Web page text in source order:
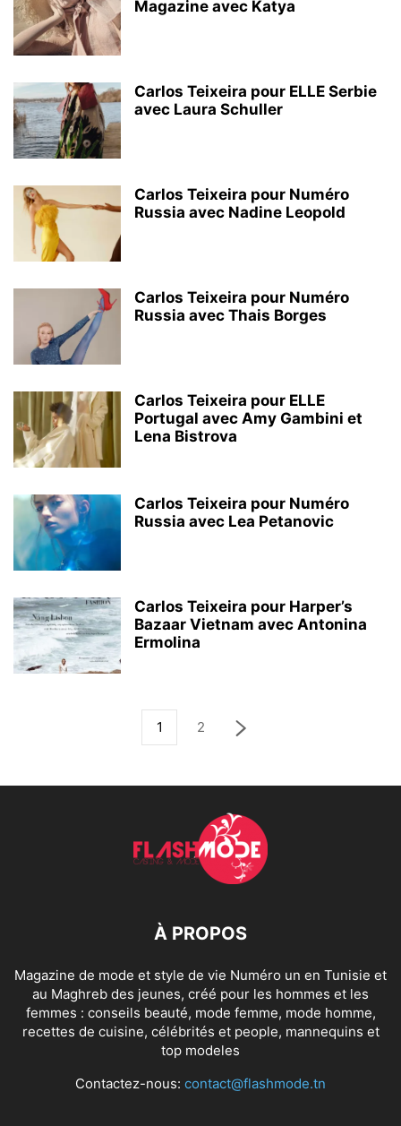
Magazine avec Katya
Carlos Teixeira pour ELLE Serbie
avec Laura Schuller
Carlos Teixeira pour Numéro
Russia avec Nadine Leopold
Carlos Teixeira pour Numéro
Russia avec Thais Borges
Carlos Teixeira pour ELLE
Portugal avec Amy Gambini et
Lena Bistrova
Carlos Teixeira pour Numéro
Russia avec Lea Petanovic
Carlos Teixeira pour Harper’s
Bazaar Vietnam avec Antonina
Ermolina
1 2
À PROPOS
Magazine de mode et style de vie Numéro un en Tunisie et
au Maghreb des jeunes, créé pour les hommes et les
femmes : conseils beauté, mode femme, mode homme,
recettes de cuisine, célébrités et people, mannequins et
top modeles
Contactez-nous: contact@flashmode.tn